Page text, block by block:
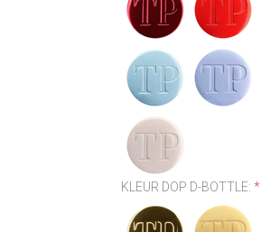
KLEUR DOP D-BOTTLE:*